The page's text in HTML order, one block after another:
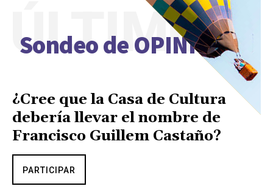
Sondeo de OPINIÓN
ÚLTIMO
¿Cree que la Casa de Cultura
debería llevar el nombre de
Francisco Guillem Castaño?
PARTICIPAR